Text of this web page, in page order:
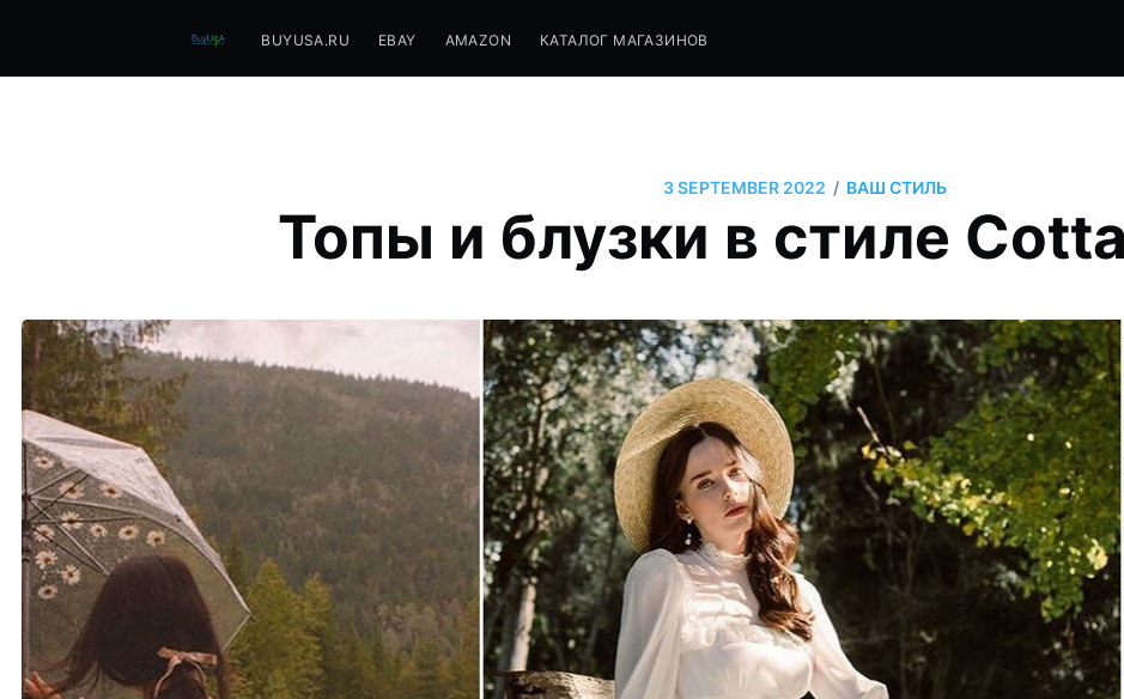
BUYUSA.RU EBAY AMAZON КАТАЛОГ МАГАЗИНОВ
3 SEPTEMBER 2022 / ВАШ СТИЛЬ
Топы и блузки в стиле